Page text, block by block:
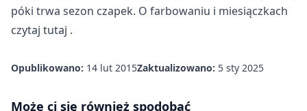
póki trwa sezon czapek. O farbowaniu i miesiączkach
czytaj tutaj .
Opublikowano: 14 lut 2015Zaktualizowano: 5 sty 2025
Może ci się również spodobać